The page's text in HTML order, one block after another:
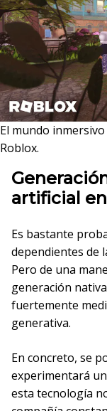
El mundo
Roblox.
artificial
Es bastante
dependientes de
Pero de una
generación
fuertemente
generativa.
En concreto, se
experimentará
esta tecnología